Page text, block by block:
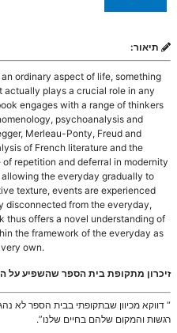
תיאור:
ordinary aspect of life, something
actually plays a crucial role in any
engages with a range of thinkers
psychoanalysis and
Merleau-Ponty, Freud and
of French literature and the
repetition and deferral in modernity
the everyday gradually to
texture, events are experienced
disconnected from the everyday,
thus offers a novel understanding of
the framework of the everyday as
own.
זיכרון מתקופת בית הספר שהשפיע על
“ דווקא מכיוון שבתקופתי בבית הספר לא
רגשות והמקום שלהם בחיים שלנו”.